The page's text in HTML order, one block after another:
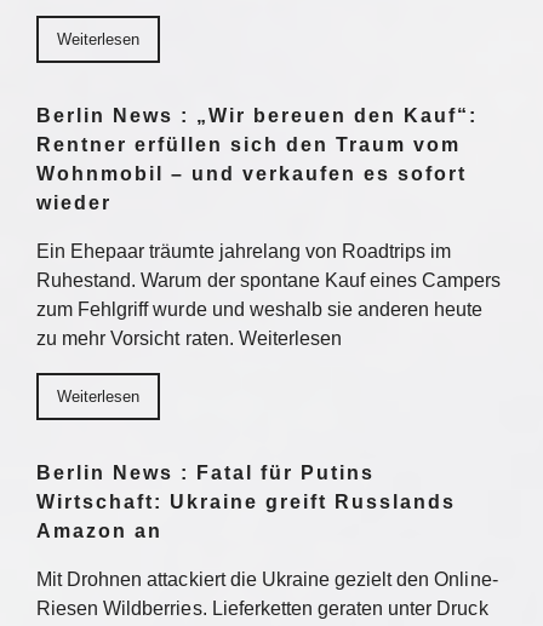
Weiterlesen
Berlin News : „Wir bereuen den Kauf“:
Rentner erfüllen sich den Traum vom
Wohnmobil – und verkaufen es sofort
wieder
Ein Ehepaar träumte jahrelang von Roadtrips im
Ruhestand. Warum der spontane Kauf eines Campers
zum Fehlgriff wurde und weshalb sie anderen heute
zu mehr Vorsicht raten. Weiterlesen
Weiterlesen
Berlin News : Fatal für Putins
Wirtschaft: Ukraine greift Russlands
Amazon an
Mit Drohnen attackiert die Ukraine gezielt den Online-
Riesen Wildberries. Lieferketten geraten unter Druck